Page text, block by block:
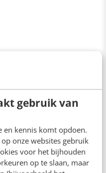
gebruik van
en kennis komt opdoen.
onze websites gebruik
voor het bijhouden
op te slaan, maar